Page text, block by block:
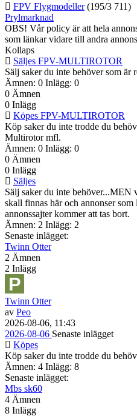
FPV Flygmodeller (195/3 711)
Prylmarknad
OBS! Vår policy är att hela
som länkar vidare till andra
Kollaps
Säljes FPV-MULTIROTOR
Sälj saker du inte behöver som
Ämnen: 0 Inlägg: 0
0 Ämnen
0 Inlägg
Köpes FPV-MULTIROTOR
Köp saker du inte trodde du
Multirotor mfl.
Ämnen: 0 Inlägg: 0
0 Ämnen
0 Inlägg
Säljes
Sälj saker du inte behöver...MEN
skall finnas här och annonser
annonssajter kommer att tas bort.
Ämnen: 2 Inlägg: 2
Senaste inlägget:
Twinn Otter
2 Ämnen
2 Inlägg
Twinn Otter
av Peo
2026-08-06, 11:43
2026-08-06 Senaste inlägget
Köpes
Köp saker du inte trodde du
Ämnen: 4 Inlägg: 8
Senaste inlägget:
Mbs sk60
4 Ämnen
8 Inlägg